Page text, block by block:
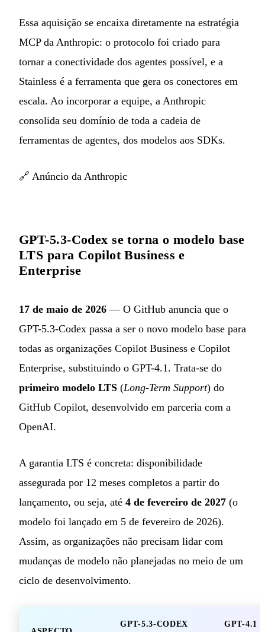
Essa aquisição se encaixa diretamente na estratégia
MCP da Anthropic: o protocolo foi criado para
tornar a conectividade dos agentes possível, e a
Stainless é a ferramenta que gera os conectores em
escala. Ao incorporar a equipe, a Anthropic
consolida seu domínio de toda a cadeia de
ferramentas de agentes, dos modelos aos SDKs.
🔗 Anúncio da Anthropic
GPT-5.3-Codex se torna o modelo base
LTS para Copilot Business e
Enterprise
17 de maio de 2026 — O GitHub anuncia que o
GPT-5.3-Codex passa a ser o novo modelo base para
todas as organizações Copilot Business e Copilot
Enterprise, substituindo o GPT-4.1. Trata-se do
primeiro modelo LTS (Long-Term Support) do
GitHub Copilot, desenvolvido em parceria com a
OpenAI.
A garantia LTS é concreta: disponibilidade
assegurada por 12 meses completos a partir do
lançamento, ou seja, até 4 de fevereiro de 2027 (o
modelo foi lançado em 5 de fevereiro de 2026).
Assim, as organizações não precisam lidar com
mudanças de modelo não planejadas no meio de um
ciclo de desenvolvimento.
GPT-5.3-CODEX
GPT-4.1